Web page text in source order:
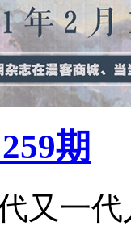
期
又一